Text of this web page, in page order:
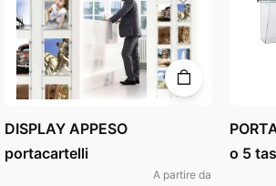
DISPLAY APPESO
portacartelli
A partire da
o 5